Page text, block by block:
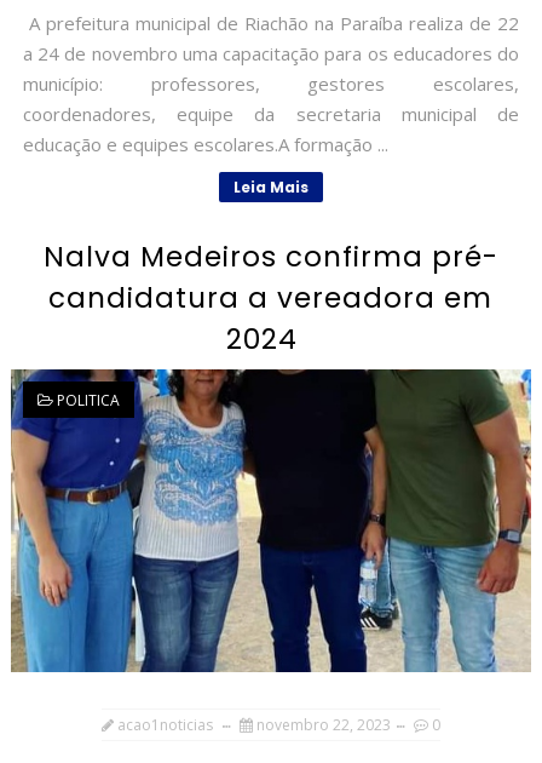
A prefeitura municipal de Riachão na Paraíba realiza de 22
a 24 de novembro uma capacitação para os educadores do
município: professores, gestores escolares,
coordenadores, equipe da secretaria municipal de
educação e equipes escolares.A formação ...
Leia Mais
Nalva Medeiros confirma pré-
candidatura a vereadora em
2024
POLITICA
acao1noticias novembro 22, 2023 0